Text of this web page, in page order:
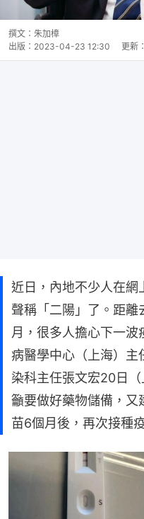
撰文： 朱加樟
出版： 2023-04-23 12:30 更新：
近日，內地不少人在網
聲稱「二陽」了。距
月，很多人擔心下一
病醫學中心（上海）主
染科主任張文宏20日
籲要做好藥物儲備，又
苗6個月後，再次接種